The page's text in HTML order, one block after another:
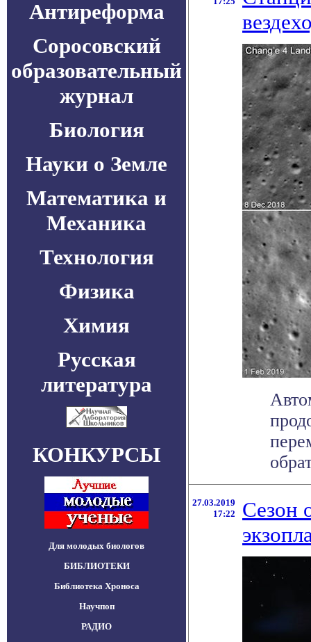
Антиреформа
Соросовский
образовательный
журнал
Биология
Науки о Земле
Математика и
Механика
Технология
Физика
Химия
Русская
литература
КОНКУРСЫ
Для молодых биологов
БИБЛИОТЕКИ
Библиотека Хроноса
Научпоп
РАДИО
27.03.2019
17:22
Сезон